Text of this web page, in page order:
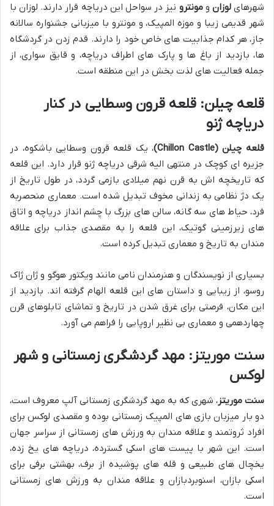
شهرهایلوزان ومونترو نیز در سواحل این دریاچه قرار دارند. لوزان با
شهر قدیمی زیبا و موزه المپیک، و مونترو با میزبانی جشنواره سالانه
جاز، هر کدام جذابیت های خاص خود را دارند. قدم زدن در گردشگاه
ها، بازدید از باغ ها و پارک های اطراف دریاچه، و قایق سواری، از
جمله فعالیت های لذت بخش در این منطقه است.
قلعه چیلن: قلعه قرون وسطایی در کنار
دریاچه ژنو
قلعه چیلن (Chillon Castle)
، یک قلعه قرون وسطایی باشکوه، در
جزیره ای کوچک در منتهی الیه شرقی دریاچه ژنو قرار دارد. این قلعه
که تاریخچه اش به قرن نهم میلادی بازمی گردد، در طول تاریخ از
یک دژ نظامی به زندانی مخوف تبدیل شده است. معماری منحصربه
فرد، حیاط های سه گانه، سالن های بزرگ با چشم انداز دریاچه و اتاق
های زیرزمینی گوتیک، این قلعه را به مقصدی جذاب برای علاقه
مندان به تاریخ و معماری تبدیل کرده است.
بسیاری از نویسندگان و هنرمندان نامی مانند ویکتور هوگو و ژان ژاک
روسو، از زیبایی و داستان های این قلعه الهام گرفته اند. بازدید از
این مکان، فرصتی برای غرق شدن در تاریخ و تماشای تابلوهای قرن
چهاردهمی و معماری بی نظیر اروپایی را فراهم می آورد.
سنت موریتز: مهد گردشگری زمستانی و شهر
لوکس
سنت موریتز، شهری که به مهد گردشگری زمستانی آلپ معروف است،
دو بار میزبان بازی های المپیک زمستانی بوده و مقصدی لوکس برای
افراد ثروتمند و علاقه مندان به ورزش های زمستانی از سراسر جهان
است. این شهر با پیست های اسکی گسترده، دریاچه های یخ زده،
یخچال های طبیعی و قله های پوشیده از برف، بهشتی برفی برای
اسکی بازان، اسنوبردبازان و علاقه مندان به ورزش های زمستانی
است.